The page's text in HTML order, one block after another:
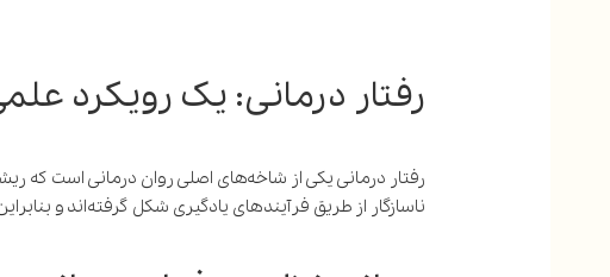
رفتار درمانی: یک رویکرد
رفتار درمانی یکی از شاخه‌های اصلی روان درمانی است که
ناسازگار از طریق فرآیندهای یادگیری شکل گرفته‌اند و